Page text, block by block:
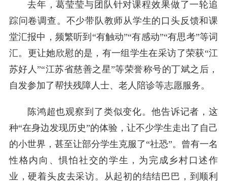
去年，葛莹莹与团队针对课程效果做了一轮追
踪问卷调查。不少带队教师从学生的口头反馈和课
堂汇报中，频繁听到“有触动”“有感动”“有思考”等词
汇。更让她欣慰的是，有一组学生在采访了荣获“江
苏好人”“江苏省慈善之星”等荣誉称号的丁斌之后，
自发参加了帮扶残障人士、老人陪诊等志愿服务。
陈鸿超也观察到了类似变化。他告诉记者，这
种“在身边发现历史”的体验，让不少学生走出了自己
的小世界，甚至让部分学生克服了“社恐”。曾有一名
性格内向、惧怕社交的学生，为完成乡村口述作
业，硬着头皮去采访。从起初的结结巴巴，到顺利